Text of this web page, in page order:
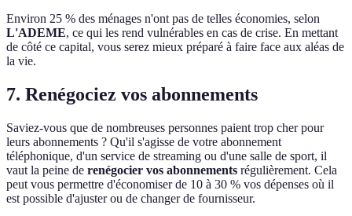
Environ 25 % des ménages n'ont pas de telles économies, selon
L'ADEME, ce qui les rend vulnérables en cas de crise. En mettant
de côté ce capital, vous serez mieux préparé à faire face aux aléas de
la vie.
7. Renégociez vos abonnements
Saviez-vous que de nombreuses personnes paient trop cher pour
leurs abonnements ? Qu'il s'agisse de votre abonnement
téléphonique, d'un service de streaming ou d'une salle de sport, il
vaut la peine de renégocier vos abonnements régulièrement. Cela
peut vous permettre d'économiser de 10 à 30 % vos dépenses où il
est possible d'ajuster ou de changer de fournisseur.